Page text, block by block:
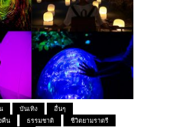
บันเทิง
อื่นๆ
คืน
ธรรมชาติ
ชีวิตยามราตรี